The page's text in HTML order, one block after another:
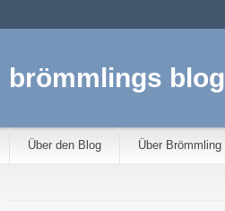
brömmlings blog
Über den Blog Über Brömmling